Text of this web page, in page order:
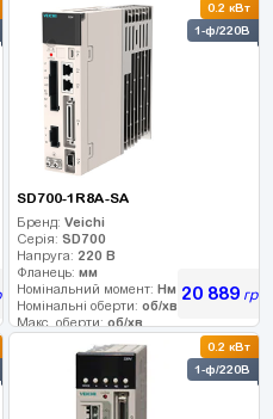
Енкодер:
0.2 кВт
1-ф/220В
SD700-1R8A-SA
Бренд: Veichi
Серія: SD700
Напруга: 220 В
Фланець: мм
Номінальний момент: Нм
Номінальні оберти: об/хв
Макс. оберти: об/хв
20 889грн
0.2 кВт
1-ф/220В